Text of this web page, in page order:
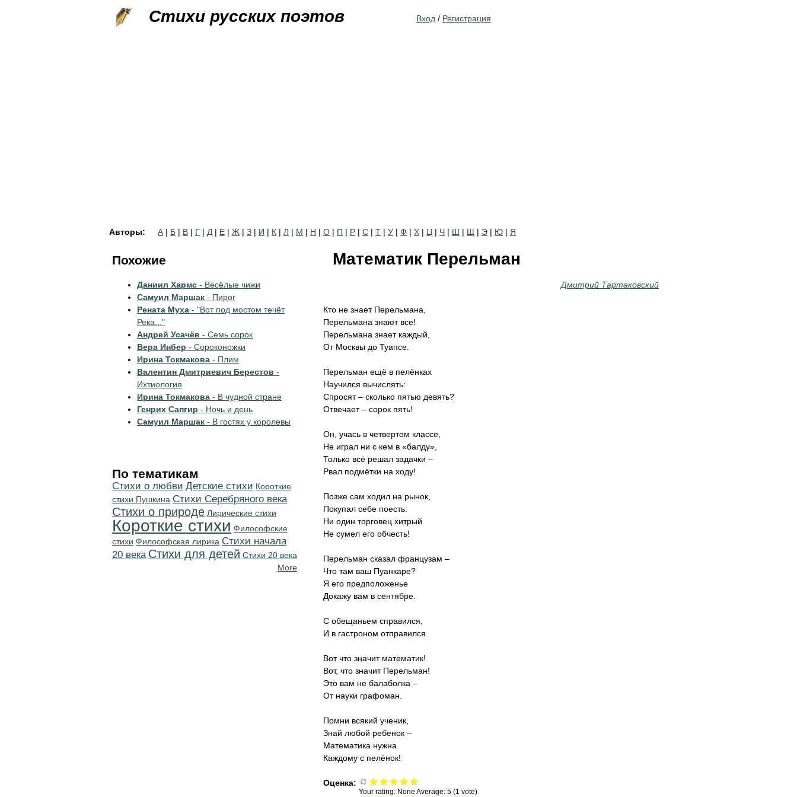
Стихи русских поэтов Вход / Регистрация
Авторы: А | Б | В | Г | Д | Е | Ж | З | И | К | Л | М | Н | О | П | Р | С | Т | У | Ф | Х | Ц | Ч | Ш | Щ | Э | Ю | Я
Математик Перельман
Дмитрий Тартаковский
Кто не знает Перельмана,
Перельмана знают все!
Перельмана знает каждый,
От Москвы до Туапсе.
Перельман ещё в пелёнках
Научился вычислять:
Спросят – сколько пятью девять?
Отвечает – сорок пять!
Он, учась в четвертом классе,
Не играл ни с кем в «балду»,
Только всё решал задачки –
Рвал подмётки на ходу!
Позже сам ходил на рынок,
Покупал себе поесть:
Ни один торговец хитрый
Не сумел его обчесть!
Перельман сказал французам –
Что там ваш Пуанкаре?
Я его предположенье
Докажу вам в сентябре.
С обещаньем справился,
И в гастроном отправился.
Вот что значит математик!
Вот, что значит Перельман!
Это вам не балаболка –
От науки графоман.
Помни всякий ученик,
Знай любой ребенок –
Математика нужна
Каждому с пелёнок!
Оценка:
Your rating: None Average: 5 (1 vote)
Похожие
Даниил Хармс - Весёлые чижи
Самуил Маршак - Пирог
Рената Муха - "Вот под мостом течёт
Река..."
Андрей Усачёв - Семь сорок
Вера Инбер - Сороконожки
Ирина Токмакова - Плим
Валентин Дмитриевич Берестов -
Ихтиология
Ирина Токмакова - В чудной стране
Генрих Сапгир - Ночь и день
Самуил Маршак - В гостяx у королевы
По тематикам
Стихи о любви Детские стихи Короткие
стихи Пушкина Cтихи Серебряного века
Стихи о природе Лирические стихи
Короткие стихи Философские
стихи Философская лирика Cтихи начала
20 века Стихи для детей Стихи 20 века
More